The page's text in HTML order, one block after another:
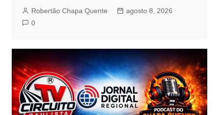
Robertão Chapa Quente
agosto 8, 2026
0